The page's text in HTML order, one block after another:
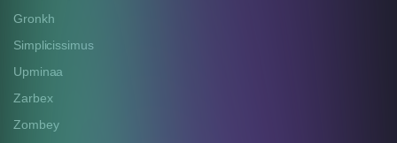
Gronkh
Simplicissimus
Upminaa
Zarbex
Zombey